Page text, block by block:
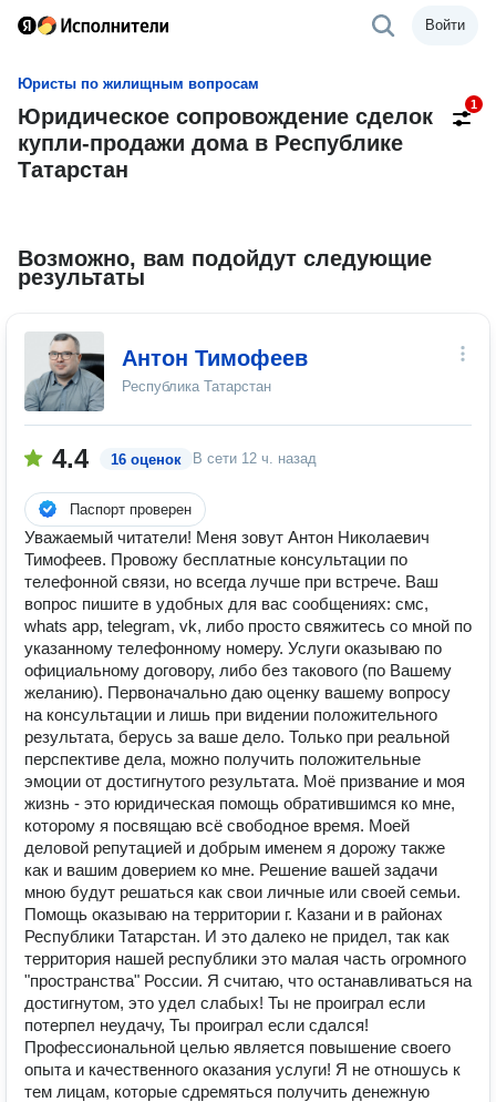
Войти
Юристы по жилищным вопросам
Юридическое сопровождение сделок
купли-продажи дома в Республике
Татарстан
1
Возможно, вам подойдут следующие
результаты
Антон Тимофеев
Республика Татарстан
4.4 16 оценок В сети 12 ч. назад
Паспорт проверен
Уважаемый читатели! Меня зовут Антон Николаевич
Тимофеев. Провожу бесплатные консультации по
телефонной связи, но всегда лучше при встрече. Ваш
вопрос пишите в удобных для вас сообщениях: смс,
whats app, telegram, vk, либо просто свяжитесь со мной по
указанному телефонному номеру. Услуги оказываю по
официальному договору, либо без такового (по Вашему
желанию). Первоначально даю оценку вашему вопросу
на консультации и лишь при видении положительного
результата, берусь за ваше дело. Только при реальной
перспективе дела, можно получить положительные
эмоции от достигнутого результата. Моё призвание и моя
жизнь - это юридическая помощь обратившимся ко мне,
которому я посвящаю всё свободное время. Моей
деловой репутацией и добрым именем я дорожу также
как и вашим доверием ко мне. Решение вашей задачи
мною будут решаться как свои личные или своей семьи.
Помощь оказываю на территории г. Казани и в районах
Республики Татарстан. И это далеко не придел, так как
территория нашей республики это малая часть огромного
"пространства" России. Я считаю, что останавливаться на
достигнутом, это удел слабых! Ты не проиграл если
потерпел неудачу, Ты проиграл если сдался!
Профессиональной целью является повышение своего
опыта и качественного оказания услуги! Я не отношусь к
тем лицам, которые сдремяться получить денежную